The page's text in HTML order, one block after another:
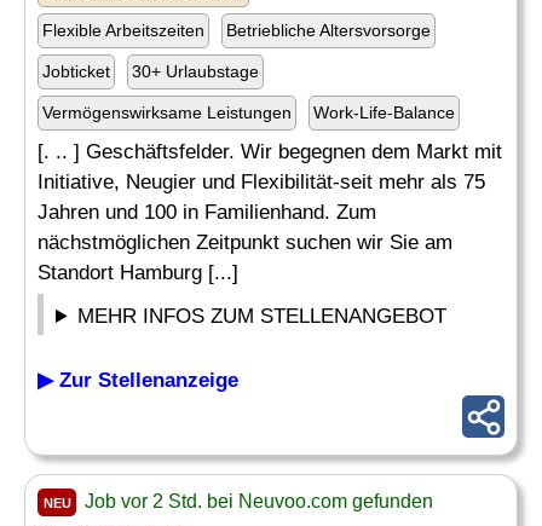
Flexible Arbeitszeiten Betriebliche Altersvorsorge
Jobticket 30+ Urlaubstage
Vermögenswirksame Leistungen Work-Life-Balance
[. .. ] Geschäftsfelder. Wir begegnen dem Markt mit
Initiative, Neugier und Flexibilität-seit mehr als 75
Jahren und 100 in Familienhand. Zum
nächstmöglichen Zeitpunkt suchen wir Sie am
Standort Hamburg [...]
MEHR INFOS ZUM STELLENANGEBOT
▶ Zur Stellenanzeige
NEU Job vor 2 Std. bei Neuvoo.com gefunden